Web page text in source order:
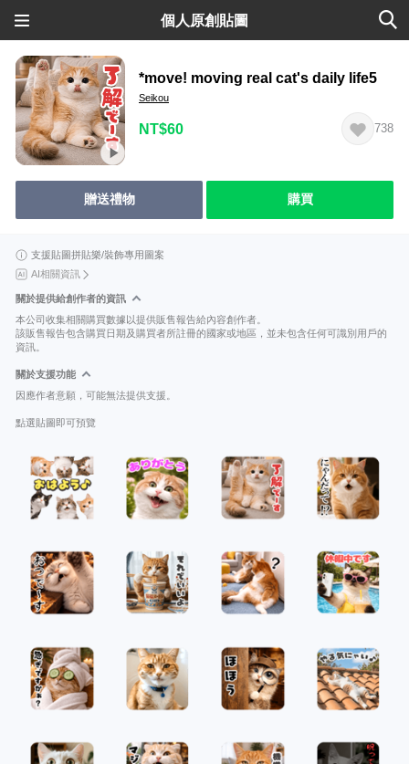
個人原創貼圖
*move! moving real cat's daily life5
Seikou
NT$60 738
贈送禮物 購買
支援貼圖拼貼樂/裝飾專用圖案
AI相關資訊
關於提供給創作者的資訊
本公司收集相關購買數據以提供販售報告給內容創作者。
該販售報告包含購買日期及購買者所註冊的國家或地區，並未包含任何可識別用戶的
資訊。
關於支援功能
因應作者意願，可能無法提供支援。
點選貼圖即可預覽